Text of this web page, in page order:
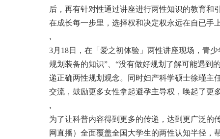
后，再有针对性通过讲座进行两性知识的教育和
在成长每一步里，选择权和决定权永远在自已手
,
3月18日，在「爱之初体验」两性讲座现场，青
规划装备的知识”、“没有做好规划了解可能遇到
递正确两性规划观念。同时妇产科学硕士徐瑾主
交流，鼓励更多女性拿起避孕主导权，唤起了更
,
为了让科普内容得到更多的传递，达到更广泛的
网直播）全面覆盖全国大学生的两性认知半径，